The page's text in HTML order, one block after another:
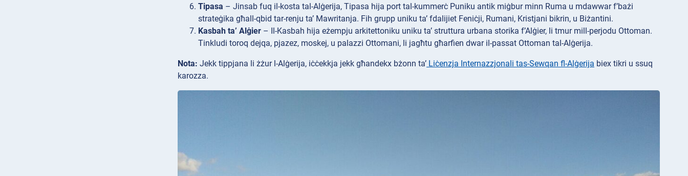
Tipasa – Jinsab fuq il-kosta tal-Alġerija, Tipasa hija port tal-kummerċ Puniku antik miġbur minn Ruma u mdawwar f’bażi
strateġika għall-qbid tar-renju ta’ Mawritanja. Fih grupp uniku ta’ fdalijiet Feniċji, Rumani, Kristjani bikrin, u Biżantini.
Kasbah ta’ Alġier – Il-Kasbah hija eżempju arkitettoniku uniku ta’ struttura urbana storika f’Alġier, li tmur mill-perjodu Ottoman.
Tinkludi toroq dejqa, pjazez, moskej, u palazzi Ottomani, li jagħtu għarfien dwar il-passat Ottoman tal-Alġerija.
Nota: Jekk tippjana li żżur l-Alġerija, iċċekkja jekk għandekx bżonn ta’ Liċenzja Internazzjonali tas-Sewqan fl-Alġerija biex tikri u ssuq
karozza.